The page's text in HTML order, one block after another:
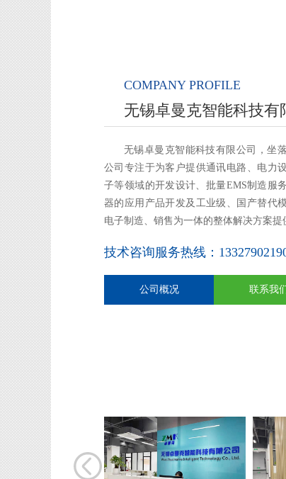
COMPANY PROFILE
无锡卓曼克智能科技有
无锡卓曼克智能科技有限公司，坐
公司专注于为客户提供通讯电路、电力
子等领域的开发设计、批量EMS制造服
器的应用产品开发及工业级、国产替代
电子制造、销售为一体的整体解决方案提
技术咨询服务热线：
公司概况 联系我